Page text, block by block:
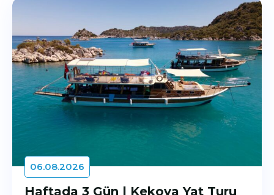
06.08.2026
Haftada 3 Gün | Kekova Yat Turu